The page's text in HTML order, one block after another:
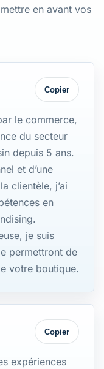
en avant vos
Copier
le commerce,
du secteur
depuis 5 ans.
et d’une
clientèle, j’ai
en
je suis
permettront de
votre boutique.
Copier
expériences